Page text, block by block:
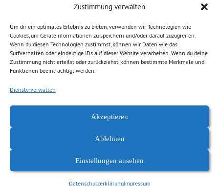
Zustimmung verwalten
Um dir ein optimales Erlebnis zu bieten, verwenden wir Technologien wie
Cookies, um Geräteinformationen zu speichern und/oder darauf zuzugreifen.
Wenn du diesen Technologien zustimmst, können wir Daten wie das
Surfverhalten oder eindeutige IDs auf dieser Website verarbeiten. Wenn du deine
Zustimmung nicht erteilst oder zurückziehst, können bestimmte Merkmale und
Funktionen beeinträchtigt werden.
Dienste verwalten
Akzeptieren
Ablehnen
Einstellungen ansehen
DatenschutzerklärungImpressum
angemessen: Ausstieg aus fossiler Energie, Turbo für den
Weiterlesen
Abgelegt unter: Allgemein,Demokratie, Freiheit